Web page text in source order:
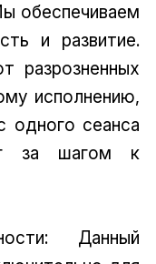
обеспечиваем
и развитие.
разрозненных
исполнению,
одного сеанса
за шагом к
Данный